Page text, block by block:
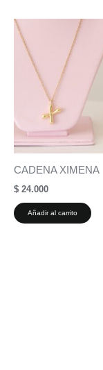
CADENA XIMENA
$ 24.000
Añadir al carrito